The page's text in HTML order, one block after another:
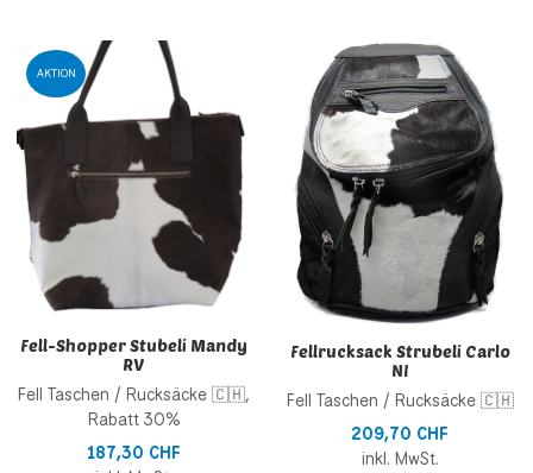
AKTION
Zur Wunschliste hinzufügen
Zur Vergleichsliste hinzufügen
Schnellansicht
Fell-Shopper Stubeli Mandy
RV
Fell Taschen / Rucksäcke 🇨🇭,
Rabatt 30%
187,30 CHF
Fellrucksack Strubeli Carlo
NI
Fell Taschen / Rucksäcke 🇨🇭
209,70 CHF
inkl. MwSt.